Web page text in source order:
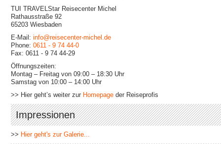
TUI TRAVELStar Reisecenter Michel
Rathausstraße 92
65203 Wiesbaden
E-Mail: info@reisecenter-michel.de
Phone: 0611 - 9 74 44-0
Fax: 0611 - 9 74 44-29
Öffnungszeiten:
Montag – Freitag von 09:00 – 18:30 Uhr
Samstag von 10:00 – 14:00 Uhr
>> Hier geht’s weiter zur Homepage der Reiseprofis
Impressionen
>> Hier geht's zur Galerie...